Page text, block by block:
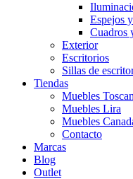
Espejos
Cuadros
Exterior
Escritorios
Sillas de
Tiendas
Muebles
Muebles Lira
Muebles
Contacto
Marcas
Blog
Outlet